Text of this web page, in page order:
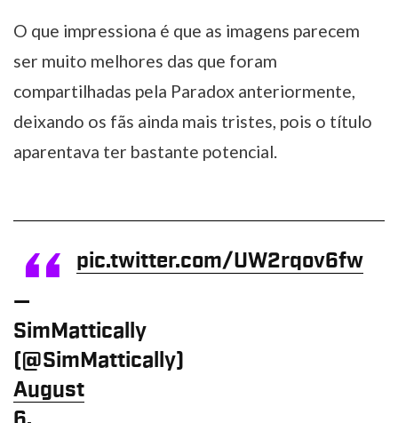
O que impressiona é que as imagens parecem
ser muito melhores das que foram
compartilhadas pela Paradox anteriormente,
deixando os fãs ainda mais tristes, pois o título
aparentava ter bastante potencial.
pic.twitter.com/UW2rqov6fw
—
SimMattically
(@SimMattically)
August